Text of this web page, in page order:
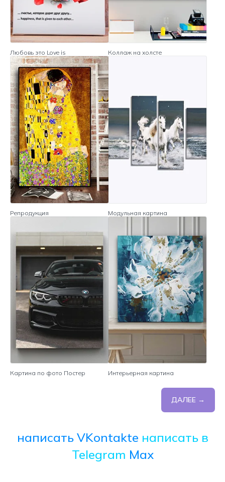
Любовь это Love is Коллаж на холсте
Репродукция Модульная картина
Картина по фото Постер Интерьерная картина
ДАЛЕЕ →
написать VKontakte написать в
Telegram Max